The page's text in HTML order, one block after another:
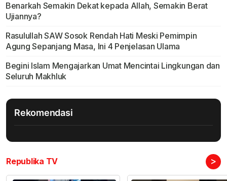
Benarkah Semakin Dekat kepada Allah, Semakin Berat
Ujiannya?
Rasulullah SAW Sosok Rendah Hati Meski Pemimpin
Agung Sepanjang Masa, Ini 4 Penjelasan Ulama
Begini Islam Mengajarkan Umat Mencintai Lingkungan dan
Seluruh Makhluk
Rekomendasi
Republika TV >